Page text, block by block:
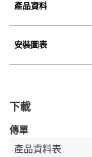
產品資料
安裝圖表
下載
傳單
產品資料表